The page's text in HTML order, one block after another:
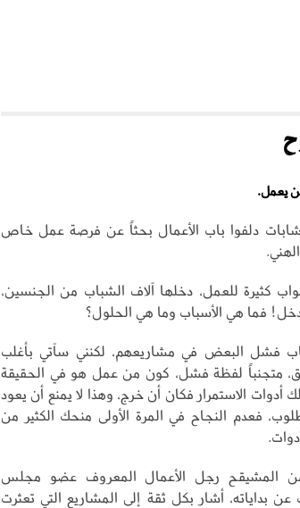
يعمل.
دلفوا باب الأعمال بحثاً عن فرصة عمل خاص
كثيرة للعمل، دخلها آلاف الشباب من الجنسين،
فما هي الأسباب وما هي الحلول؟
فشل البعض في مشاريعهم، لكنني سآتي بأغلب
متجنباً لفظة فشل، كون من عمل هو في الحقيقة
أدوات الاستمرار فكان أن خرج، وهذا لا يمنع أن يعود
فعدم النجاح في المرة الأولى منحك الكثير من
المشيقح رجل الأعمال المعروف عضو مجلس
بداياته، أشار بكل ثقة إلى المشاريع التي تعثرت